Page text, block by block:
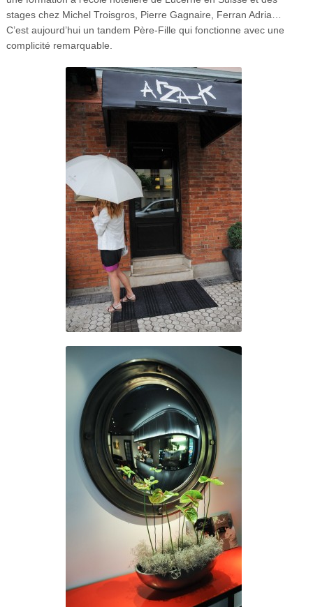
stages chez Michel Troisgros, Pierre Gagnaire, Ferran Adria…
C’est aujourd’hui un tandem Père-Fille qui fonctionne avec une
complicité remarquable.